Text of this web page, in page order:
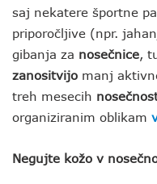
saj nekatere športne
priporočljive (npr.
gibanja za nosečnice,
zanositvijo manj
treh mesecih
organiziranim oblikam
Negujte kožo v